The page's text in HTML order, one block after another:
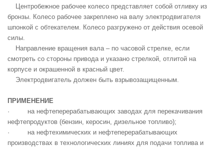
Центробежное рабочее колесо представляет собой отливку из
бронзы. Колесо рабочее закреплено на валу электродвигателя
шпонкой с обтекателем. Колесо разгружено от действия осевой
силы.
Направление вращения вала – по часовой стрелке, если
смотреть со стороны привода и указано стрелкой, отлитой на
корпусе и окрашенной в красный цвет.
Электродвигатель должен быть взрывозащищенным.
ПРИМЕНЕНИЕ
·
на нефтеперерабатывающих заводах для перекачивания
нефтепродуктов (бензин, керосин, дизельное топливо);
·
на нефтехимических и нефтеперерабатывающих
производствах в технологических линиях для подачи топлива и